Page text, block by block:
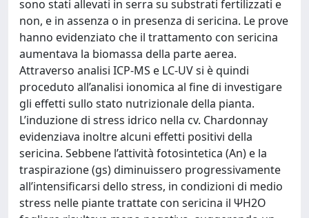
sono stati allevati in serra su substrati fertilizzati e
non, e in assenza o in presenza di sericina. Le prove
hanno evidenziato che il trattamento con sericina
aumentava la biomassa della parte aerea.
Attraverso analisi ICP-MS e LC-UV si è quindi
proceduto all’analisi ionomica al fine di investigare
gli effetti sullo stato nutrizionale della pianta.
L’induzione di stress idrico nella cv. Chardonnay
evidenziava inoltre alcuni effetti positivi della
sericina. Sebbene l’attività fotosintetica (An) e la
traspirazione (gs) diminuissero progressivamente
all’intensificarsi dello stress, in condizioni di medio
stress nelle piante trattate con sericina il ΨH2O